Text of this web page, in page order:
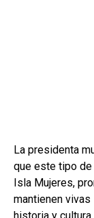
La presidenta
que este tipo
Isla Mujeres,
mantienen
historia y